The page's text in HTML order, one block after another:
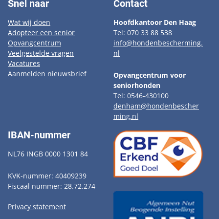
Snel naar
Wat wij doen
Adopteer een senior
Opvangcentrum
Veelgestelde vragen
Vacatures
Aanmelden nieuwsbrief
Contact
Hoofdkantoor Den Haag
Tel: 070 33 88 538
info@hondenbescherming.
nl
Opvangcentrum voor
seniorhonden
Tel: 0546-430100
denham@hondenbescher
ming.nl
IBAN-nummer
NL76 INGB 0000 1301 84
KVK-nummer: 40409239
Fiscaal nummer: 28.72.274
Privacy statement